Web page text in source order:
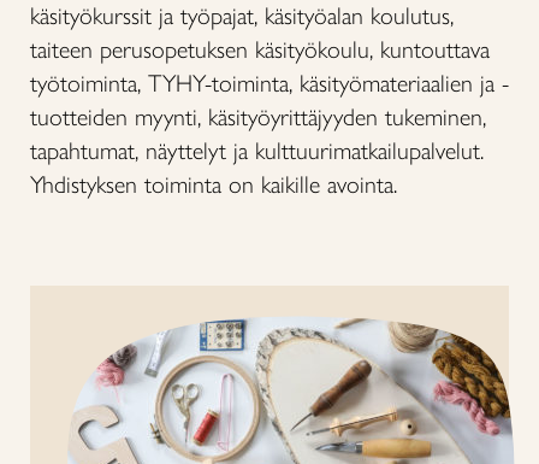
käsityökurssit ja työpajat, käsityöalan koulutus,
taiteen perusopetuksen käsityökoulu, kuntouttava
työtoiminta, TYHY-toiminta, käsityömateriaalien ja -
tuotteiden myynti, käsityöyrittäjyyden tukeminen,
tapahtumat, näyttelyt ja kulttuurimatkailupalvelut.
Yhdistyksen toiminta on kaikille avointa.